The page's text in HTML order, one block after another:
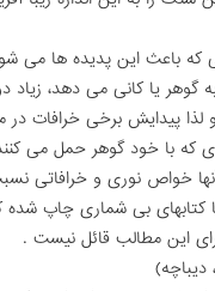
که باعث این پدیده ها مى
به گوهر یا کانى مى دهد،
پیدایش برخى خرافات در
که با خود گوهر حمل مى
خواص نورى و خرافاتى
کتابهاى بى شمارى چاپ
این مطالب قائل نیست .